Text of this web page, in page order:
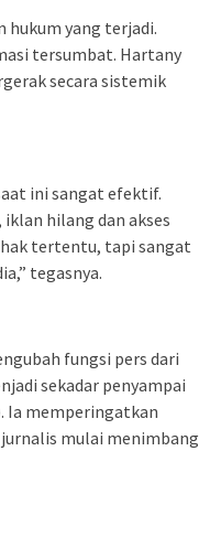
hukum yang terjadi.
tersumbat. Hartany
secara sistemik
ini sangat efektif.
hilang dan akses
tertentu, tapi sangat
tegasnya.
fungsi pers dari
sekadar penyampai
Ia memperingatkan
mulai menimbang